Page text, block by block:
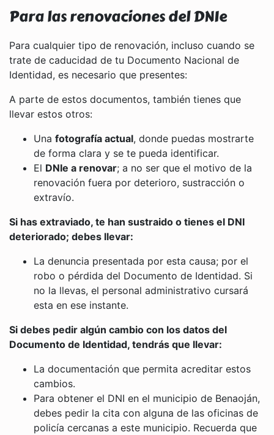
Para las renovaciones del DNIe
Para cualquier tipo de renovación, incluso cuando se
trate de caducidad de tu Documento Nacional de
Identidad, es necesario que presentes:
A parte de estos documentos, también tienes que
llevar estos otros:
Una fotografía actual, donde puedas mostrarte
de forma clara y se te pueda identificar.
El DNIe a renovar; a no ser que el motivo de la
renovación fuera por deterioro, sustracción o
extravío.
Si has extraviado, te han sustraido o tienes el DNI
deteriorado; debes llevar:
La denuncia presentada por esta causa; por el
robo o pérdida del Documento de Identidad. Si
no la llevas, el personal administrativo cursará
esta en ese instante.
Si debes pedir algún cambio con los datos del
Documento de Identidad, tendrás que llevar:
La documentación que permita acreditar estos
cambios.
Para obtener el DNI en el municipio de Benaoján,
debes pedir la cita con alguna de las oficinas de
policía cercanas a este municipio. Recuerda que